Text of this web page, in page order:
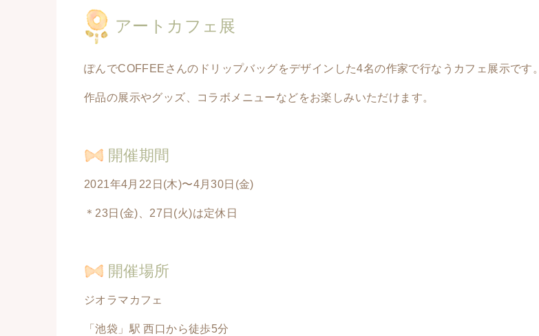
アートカフェ展
ぽんでCOFFEEさんのドリップバッグをデザインした4名の作家で行なうカフェ展示です。
作品の展示やグッズ、コラボメニューなどをお楽しみいただけます。
開催期間
2021年4月22日(木)〜4月30日(金)
＊23日(金)、27日(火)は定休日
開催場所
ジオラマカフェ
「池袋」駅 西口から徒歩5分